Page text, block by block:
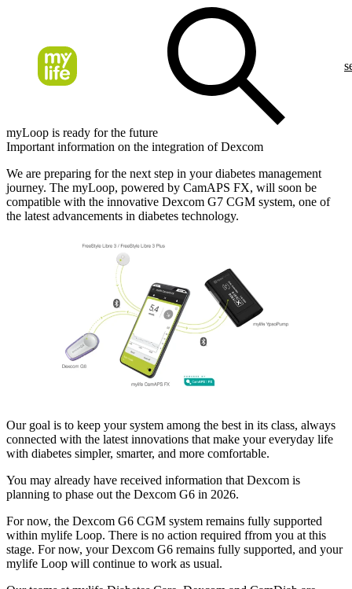
myLoop is ready for the future
Important information on the integration of Dexcom
We are preparing for the next step in your diabetes management
journey. The myLoop, powered by CamAPS FX, will soon be
compatible with the innovative Dexcom G7 CGM system, one of
the latest advancements in diabetes technology.
Our goal is to keep your system among the best in its class, always
connected with the latest innovations that make your everyday life
with diabetes simpler, smarter, and more comfortable.
You may already have received information that Dexcom is
planning to phase out the Dexcom G6 in 2026.
For now, the Dexcom G6 CGM system remains fully supported
within mylife Loop. There is no action required ffrom you at this
stage. For now, your Dexcom G6 remains fully supported, and your
mylife Loop will continue to work as usual.